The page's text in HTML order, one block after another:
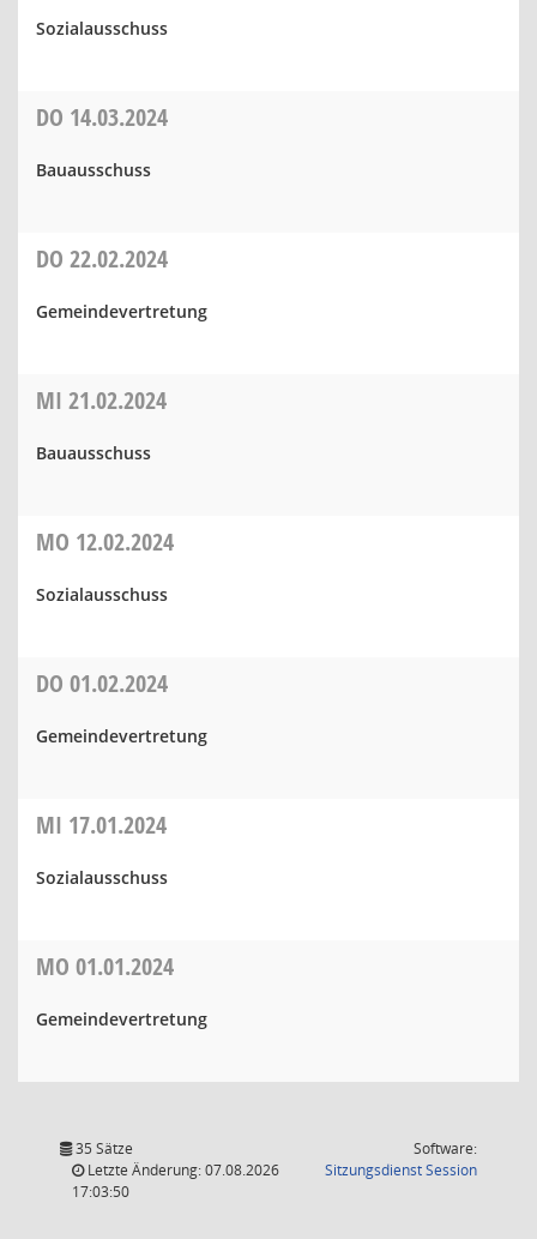
Sozialausschuss
DO 14.03.2024
Bauausschuss
DO 22.02.2024
Gemeindevertretung
MI 21.02.2024
Bauausschuss
MO 12.02.2024
Sozialausschuss
DO 01.02.2024
Gemeindevertretung
MI 17.01.2024
Sozialausschuss
MO 01.01.2024
Gemeindevertretung
35 Sätze
Letzte Änderung: 07.08.2026
17:03:50
Software:
SitzungsdienstSession(Wird in